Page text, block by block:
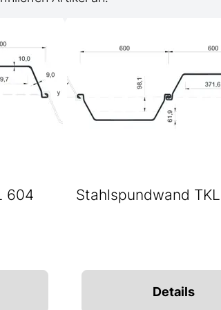
604 Stahlspundwand
Details